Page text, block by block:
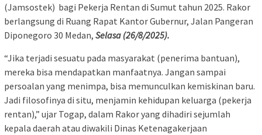
(Jamsostek) bagi Pekerja Rentan di Sumut tahun 2025. Rakor
berlangsung di Ruang Rapat Kantor Gubernur, Jalan Pangeran
Diponegoro 30 Medan, Selasa (26/8/2025).
“Jika terjadi sesuatu pada masyarakat (penerima bantuan),
mereka bisa mendapatkan manfaatnya. Jangan sampai
persoalan yang menimpa, bisa memunculkan kemiskinan baru.
Jadi filosofinya di situ, menjamin kehidupan keluarga (pekerja
rentan),” ujar Togap, dalam Rakor yang dihadiri sejumlah
kepala daerah atau diwakili Dinas Ketenagakerjaan